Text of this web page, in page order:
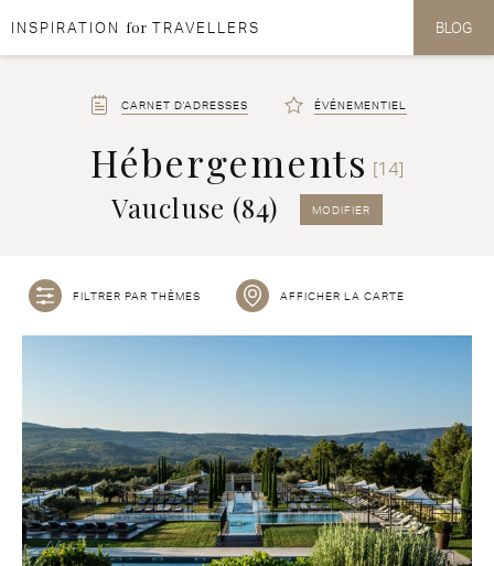
Aller au contenu
Aller au menu
INSPIRATION for TRAVELLERS BLOG
Hébergements [14]
Vaucluse (84) MODIFIER
CARNET D'ADRESSES ÉVÉNEMENTIEL
FILTRER PAR THÈMES AFFICHER LA CARTE